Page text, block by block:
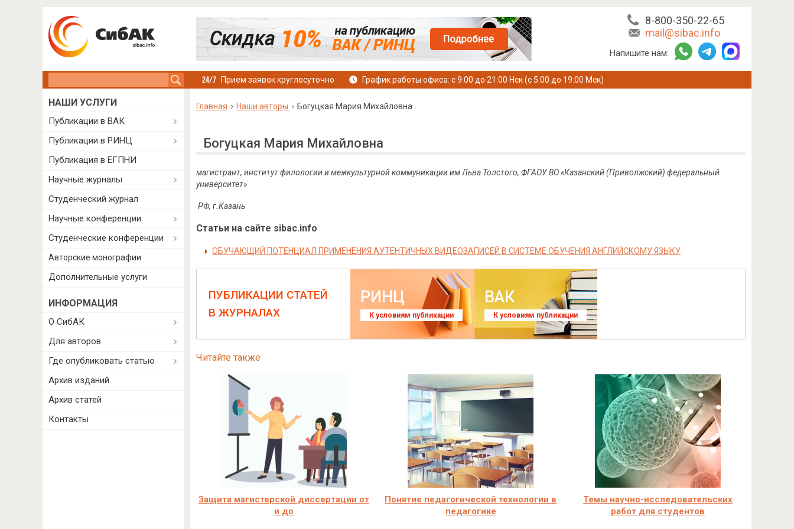
8-800-350-22-65
mail@sibac.info
Напишите нам:
Прием заявок круглосуточно График работы офиса: с 9:00 до 21:00 Нск (с 5:00 до 19:00 Мск)
Главная Наши авторы Богуцкая Мария Михайловна
Богуцкая Мария Михайловна
магистрант, институт филологии и межкультурной коммуникации им Льва Толстого, ФГАОУ ВО «Казанский (Приволжский) федеральный
университет»
РФ, г.Казань
Статьи на сайте sibac.info
ОБУЧАЮЩИЙ ПОТЕНЦИАЛ ПРИМЕНЕНИЯ АУТЕНТИЧНЫХ ВИДЕОЗАПИСЕЙ В СИСТЕМЕ ОБУЧЕНИЯ АНГЛИЙСКОМУ ЯЗЫКУ
ПУБЛИКАЦИИ СТАТЕЙ
В ЖУРНАЛАХ
РИНЦ
К условиям публикации
ВАК
К условиям публикации
Читайте также
Защита магистерской диссертации от
и до
Понятие педагогической технологии в
педагогике
Темы научно-исследовательских
работ для студентов
НАШИ УСЛУГИ
Публикации в ВАК
Публикации в РИНЦ
Публикация в ЕГПНИ
Научные журналы
Студенческий журнал
Научные конференции
Студенческие конференции
Авторские монографии
Дополнительные услуги
ИНФОРМАЦИЯ
О СибАК
Для авторов
Где опубликовать статью
Архив изданий
Архив статей
Контакты